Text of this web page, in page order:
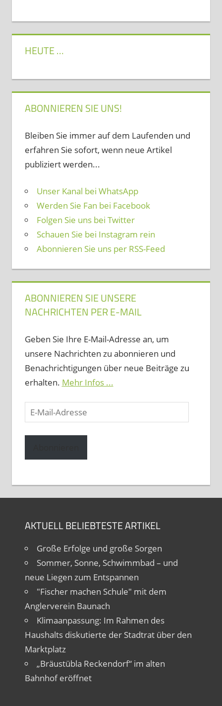
HEUTE …
ABONNIEREN SIE UNS!
Bleiben Sie immer auf dem Laufenden und
erfahren Sie sofort, wenn neue Artikel
publiziert werden...
Unser Kanal bei WhatsApp
Werden Sie Fan bei Facebook
Folgen Sie uns bei Twitter
Schauen Sie bei Instagram rein
Abonnieren Sie uns per RSS-Feed
ABONNIEREN SIE UNSERE
NACHRICHTEN PER E-MAIL
Geben Sie Ihre E-Mail-Adresse an, um
unsere Nachrichten zu abonnieren und
Benachrichtigungen über neue Beiträge zu
erhalten. Mehr Infos ...
E-
Mail-
Adresse
AKTUELL BELIEBTESTE ARTIKEL
Große Erfolge und große Sorgen
Sommer, Sonne, Schwimmbad – und
neue Liegen zum Entspannen
"Fischer machen Schule" mit dem
Anglerverein Baunach
Klimaanpassung: Im Rahmen des
Haushalts diskutierte der Stadtrat über den
Marktplatz
„Bräustübla Reckendorf“ im alten
Bahnhof eröffnet